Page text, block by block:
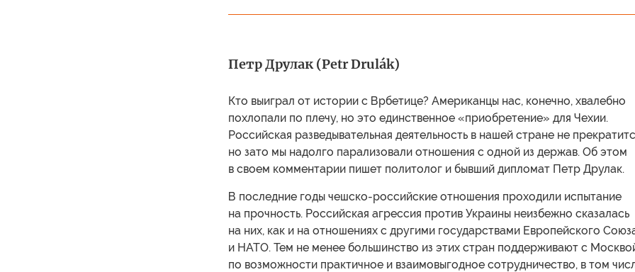
Петр Друлак (Petr Drulák)
Кто выиграл от истории с Врбетице? Американцы нас, конечно, хвалебно
похлопали по плечу, но это единственное «приобретение» для Чехии.
Российская разведывательная деятельность в нашей стране не
но зато мы надолго парализовали отношения с одной из держав. Об этом
в своем комментарии пишет политолог и бывший дипломат Петр Друлак.
В последние годы чешско-российские отношения проходили испытание
на прочность. Российская агрессия против Украины неизбежно сказалась
на них, как и на отношениях с другими государствами Европейского
и НАТО. Тем не менее большинство из этих стран поддерживают с
по возможности практичное и взаимовыгодное сотрудничество, в том